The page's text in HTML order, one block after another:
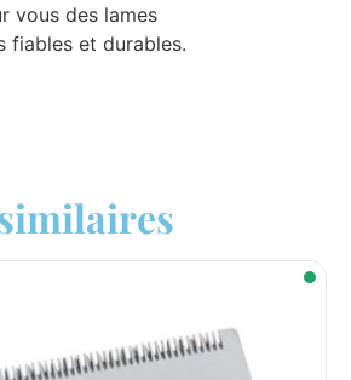
vous des lames
fiables et durables.